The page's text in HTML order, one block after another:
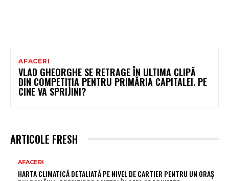
AFACERI
VLAD GHEORGHE SE RETRAGE ÎN ULTIMA CLIPĂ
DIN COMPETIȚIA PENTRU PRIMĂRIA CAPITALEI. PE
CINE VA SPRIJINI?
ARTICOLE FRESH
AFACERI
HARTA CLIMATICĂ DETALIATĂ PE NIVEL DE CARTIER PENTRU UN ORAȘ